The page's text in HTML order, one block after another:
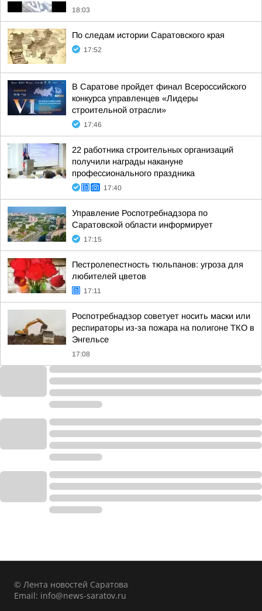
18:03
По следам истории Саратовского края
17:52
В Саратове пройдет финал Всероссийского
конкурса управленцев «Лидеры
строительной отрасли»
17:46
22 работника строительных организаций
получили награды накануне
профессионального праздника
17:40
Управление Роспотребнадзора по
Саратовской области информирует
17:15
Пестролепестность тюльпанов: угроза для
любителей цветов
17:11
Роспотребнадзор советует носить маски или
респираторы из-за пожара на полигоне ТКО в
Энгельсе
17:08
© Лента новостей Саратова
Email: info@news-saratov.ru